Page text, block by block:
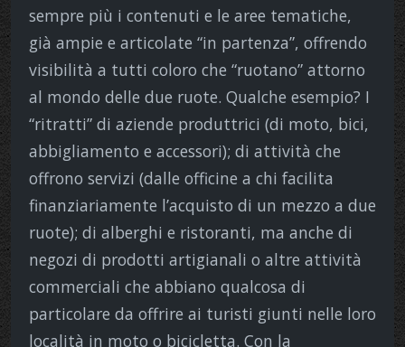
sempre più i contenuti e le aree tematiche,
già ampie e articolate “in partenza”, offrendo
visibilità a tutti coloro che “ruotano” attorno
al mondo delle due ruote. Qualche esempio? I
“ritratti” di aziende produttrici (di moto, bici,
abbigliamento e accessori); di attività che
offrono servizi (dalle officine a chi facilita
finanziariamente l’acquisto di un mezzo a due
ruote); di alberghi e ristoranti, ma anche di
negozi di prodotti artigianali o altre attività
commerciali che abbiano qualcosa di
particolare da offrire ai turisti giunti nelle loro
località in moto o bicicletta. Con la